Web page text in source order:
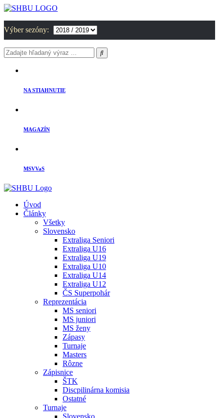
Výber sezóny:
NA STIAHNUTIE
MAGAZÍN
MSVVaS
Úvod
Články
Všetky
Slovensko
Extraliga Seniori
Extraliga U16
Extraliga U19
Extraliga U10
Extraliga U14
Extraliga U12
ČS Superpohár
Reprezentácia
MS seniori
MS juniori
MS ženy
Zápasy
Turnaje
Masters
Rôzne
Zápisnice
ŠTK
Discpilinárna komisia
Ostatné
Turnaje
Slovensko